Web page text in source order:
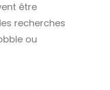
être
recherches
ou